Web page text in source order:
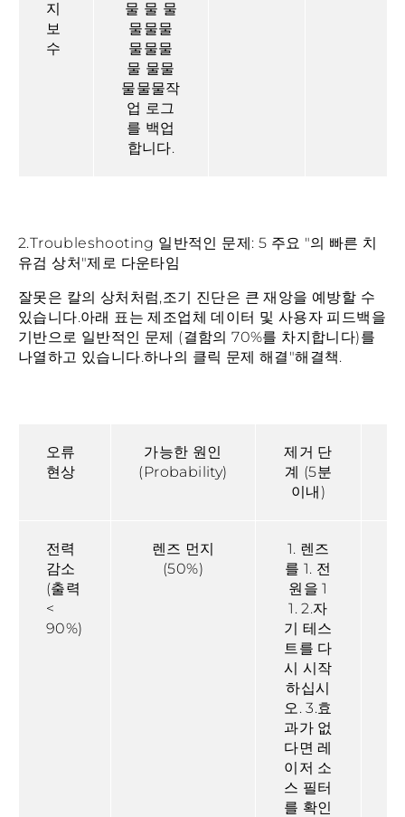
지
보
수
물 물 물
물물물
물물물
물 물물
물물물작
업 로그
를 백업
합니다.
2.Troubleshooting 일반적인 문제: 5 주요 "의 빠른 치
유검 상처"제로 다운타임
잘못은 칼의 상처처럼,조기 진단은 큰 재앙을 예방할 수
있습니다.아래 표는 제조업체 데이터 및 사용자 피드백을
기반으로 일반적인 문제 (결함의 70%를 차지합니다)를
나열하고 있습니다.하나의 클릭 문제 해결"해결책.
오류
현상
가능한 원인
(Probability)
제거 단
계 (5분
이내)
전력
감소
(출력
<
90%)
렌즈 먼지
(50%)
1. 렌즈
를 1. 전
원을 1
1. 2.자
기 테스
트를 다
시 시작
하십시
오. 3.효
과가 없
다면 레
이저 소
스 필터
를 확인